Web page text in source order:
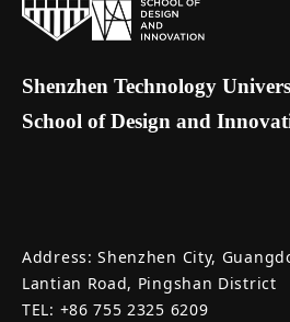
Shenzhen Technology
School of Design and
Address: Shenzhen City,
Lantian Road, Pingshan District
TEL: +86 755 2325 6209